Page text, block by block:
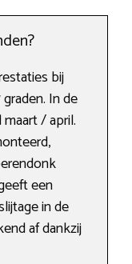
bij
In de
/ april.
een
in de
af dankzij